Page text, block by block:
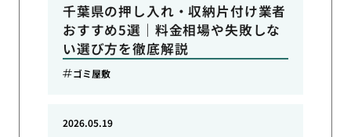
千葉県の押し入れ・収納片付け業者
おすすめ5選｜料金相場や失敗しな
い選び方を徹底解説
ゴミ屋敷
2026.05.19